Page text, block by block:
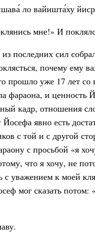
ло вайишта́ху
мне!» И
последних сил
почему ему
прошло уже 17 лет со
фараона, и ценность
кадр, отношения
Йосефа явно есть
с той и с другой
с просьбой «я
что я хочу, не
с уважением к моей
мог сказать потом: